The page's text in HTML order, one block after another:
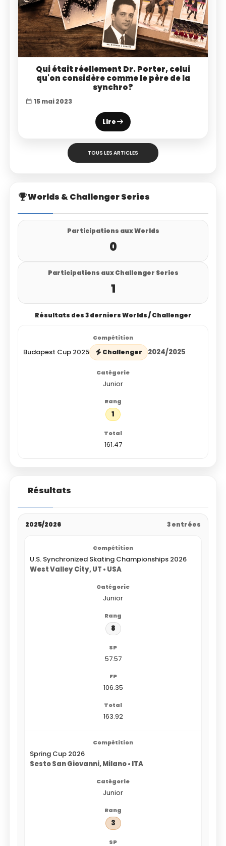
Qui était réellement Dr. Porter, celui
qu'on considère comme le père de la
synchro?
15 mai 2023
Lire
TOUS LES ARTICLES
Worlds & Challenger Series
Participations aux Worlds
0
Participations aux Challenger Series
1
Résultats des 3 derniers Worlds / Challenger
Budapest Cup 2025 Challenger 2024/2025
Junior
1
161.47
Résultats
2025/2026 3 entrées
U.S. Synchronized Skating Championships 2026
West Valley City, UT • USA
Junior
8
57.57
106.35
163.92
Spring Cup 2026
Sesto San Giovanni, Milano • ITA
Junior
3